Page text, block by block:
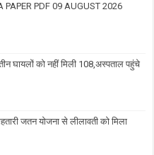
PAPER PDF 09 AUGUST 2026
घायलों को नहीं मिली 108,अस्पताल पहुंचे
जतन योजना से लीलावती को मिला